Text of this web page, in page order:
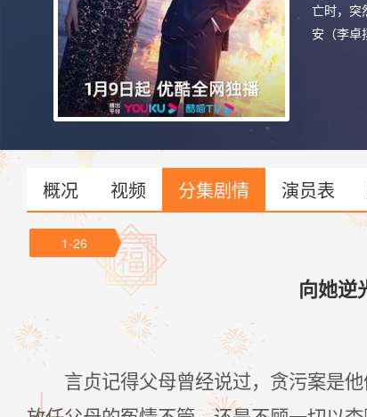
亡时，突
安（李卓
概况 视频 分集剧情 演员表
1-26
向她逆
言贞记得父母曾经说过，贪污案是